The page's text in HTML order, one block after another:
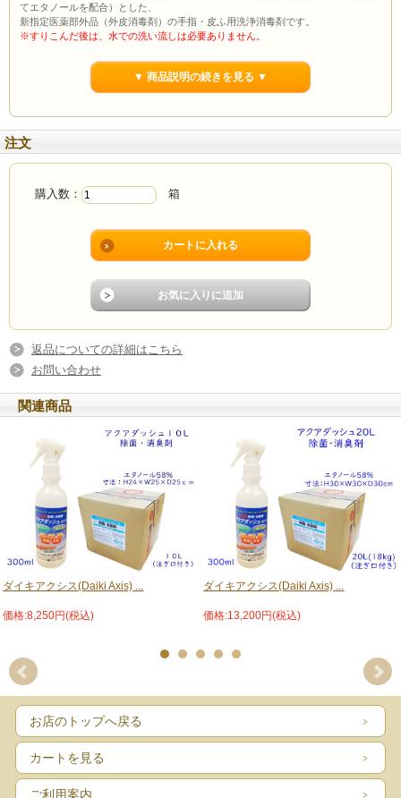
てエタノールを配合）とした、
新指定医薬部外品（外皮消毒剤）の手指・皮ふ用洗浄消毒剤です。
※すりこんだ後は、水での洗い流しは必要ありません。
すっと手指になじみ、ベタつきやヌルつきがありません。
乾いた後はサラッとしているため、衛生手袋をつけて作業をする際にも手袋がは
りつかず、着脱の作業が楽におこなえます。
【メーカー】花王
【商品】手指消毒剤(火気注意)※本品は消防法上の危険物に該当しません
【入数】6
【効能・効果】手指・皮ふの洗浄・消毒
（2）目に入らないように注意すること。万一、目に入った場合には、すぐに水ま
たはぬるま湯で洗うこと。
（3）外用にのみ使用すること。
【してはいけないこと】
（守らないと現在の症状が悪化したり、副作用が起こりやすくなる）次の人は使
【相談すること】
1.次の人は使用前に医師または薬剤師に相談すること。
（1）医師の治療を受けてる人。
（2）本人または家族がアレルギー体質の人。
（3）薬によりアレルギー症状を起こしたことがある人。
薬剤師に相談すること。
（1）使用後、皮ふに発疹・発赤、かゆみの症状があらわれた場合。
（2）5～6日間使用しても症状がよくならない場合。
【使用上の注意】
1.使用に際しては、商品の注意書きをよく読み、注意を守ること。
●飲み込んだ時は、吐かずに口をすすぎ、水を飲むなどの処置をすること。異常が
残る場合は医師の診断を受けること。
●気分が悪くなった時は、使用を中止すること。異常が残る場合は医師の診断を受
けること。
2.保管及び取り扱い上の注意
（1）直射日光の当たらない涼しい所に密栓して保管すること。
（2）小児の手の届かない所に保管すること。
（3）認知症の方などの誤飲や他の事故を防ぐため、置き場所に注意すること。
（4）火気に近づけないこと。
樹脂材料（アクリルやスチロールなど）、ゴムは変色や膨潤、破損するこ
とがあるので付着しないように
注意し、液が付着した場合は、すぐに拭き取ること。
（6）取り扱う場合、換気を充分に行うこと。
（7）初期火災の場合、大量の水またはアルコール用消火器で消化すること。
●使い終わった容器は水で洗い、つぶしてボトルの空気を抜き、キャップを閉め
る。
※手指の消毒以外には使わないでください。
※この商品はアルコール類の為、北海道・沖縄・離島の場合送れない、又はお届
けまで時間がかかる、代引き不可となる可能性もありますのでご了承下さい。
▼ 商品説明の続きを見る ▼
注文
購入数： 箱
返品についての詳細はこちら
お問い合わせ
関連商品
ダイキアクシス(Daiki Axis) ...
価格:8,250円(税込)
ダイキアクシス(Daiki Axis) ...
価格:13,200円(税込)
お店のトップへ戻る
カートを見る
ご利用案内